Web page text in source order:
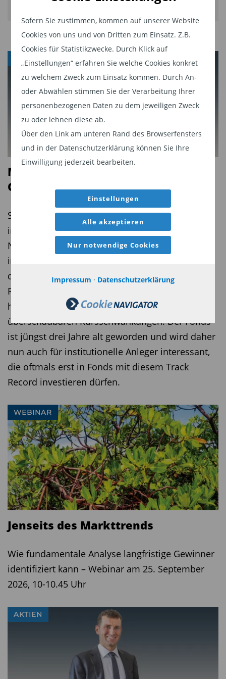
Sofern Sie zustimmen, kommen auf unserer Website
Cookies von uns und von Dritten zum Einsatz. Z.B.
Cookies für Statistikzwecke. Durch Klick auf
„Einstellungen“ erfahren Sie welche Cookies konkret
zu welchem Zweck zum Einsatz kommen. Durch An-
oder Abwählen stimmen Sie der Verarbeitung Ihrer
personenbezogenen Daten zu dem jeweiligen Zweck
zu oder lehnen diese ab.
Über den Link am unteren Rand des Browserfensters
und in der Datenschutzerklärung können Sie Ihre
Einwilligung jederzeit bearbeiten.
Einstellungen
Alle akzeptieren
Nur notwendige Cookies
Impressum · Datenschutzerklärung
ANLEIHEFONDS
Mit aktiver Anleiheselektion den
Geldmarkt schlagen
Statt lediglich auf den Geldmarkt zu setzen,
investiert das Fondsmanagerteam um Benjamin
Noisser beim Robus Short Maturity Fund gezielt
in kurzlaufende Unternehmensanleihen, bei
denen er eine vorzeitige Refinanzierung oder
Rückzahlung erwartet. Das Ziel: eine deutlich
höhere Rendite als der Geldmarkt – bei
überschaubaren Kursschwankungen. Der Fonds
ist jüngst drei Jahre alt geworden und wird daher
nun auch für institutionelle Anleger interessant,
die oftmals erst in Fonds mit diesem Track
Record investieren dürfen.
WEBINAR
Jenseits des Markttrends
Wie fundamentale Analyse langfristige Gewinner
identifiziert kann – Webinar am 25. September
2026, 10-10.45 Uhr
AKTIEN